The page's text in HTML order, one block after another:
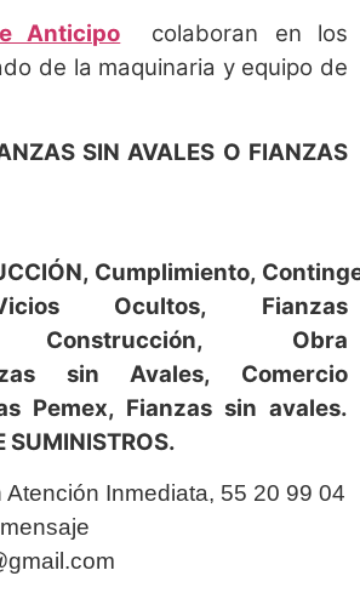
Anticipo
colaboran en los
de la maquinaria y equipo de
SIN AVALES O FIANZAS
Cumplimiento,
Ocultos, Fianzas
Construcción, Obra
sin Avales, Comercio
Pemex, Fianzas sin avales.
SUMINISTROS.
Atención Inmediata, 55 20 99 04